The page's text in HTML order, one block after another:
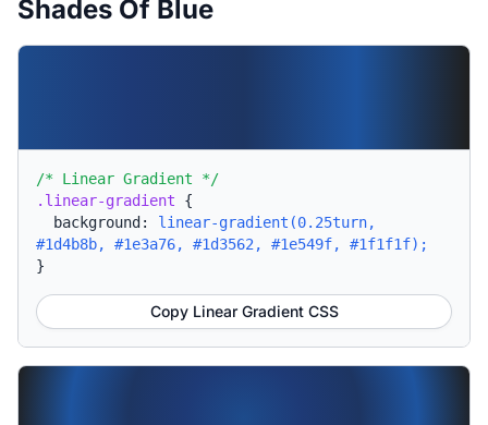
Shades Of Blue
/* Linear Gradient */
.linear-gradient {
background: linear-gradient(0.25turn,
#1d4b8b, #1e3a76, #1d3562, #1e549f, #1f1f1f);
}
Copy Linear Gradient CSS